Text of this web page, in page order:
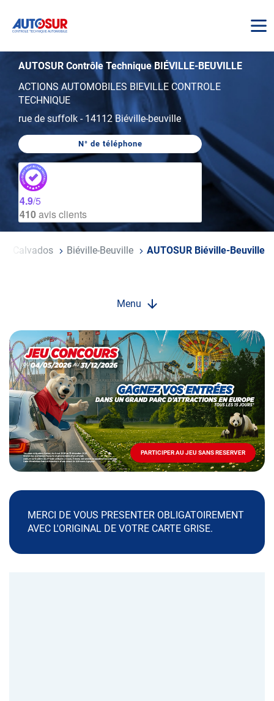
AUTOSUR Contrôle Technique BIÉVILLE-BEUVILLE
ACTIONS AUTOMOBILES BIEVILLE CONTROLE
TECHNIQUE
rue de suffolk - 14112 Biéville-beuville
N° de téléphone
AFFICHER
BIÉVILLE-
BEUVILLE
4.9/5
410avis clients
Calvados Biéville-Beuville AUTOSUR Biéville-Beuville
Menu
Opération
spéciale
Mai
-
Décembre
2026
Locations
PARTICIPER AU JEU SANS RESERVER
PARTICIPER
AU
JEU
RESERVER
MERCI DE VOUS PRESENTER OBLIGATOIREMENT
AVEC L'ORIGINAL DE VOTRE CARTE GRISE.